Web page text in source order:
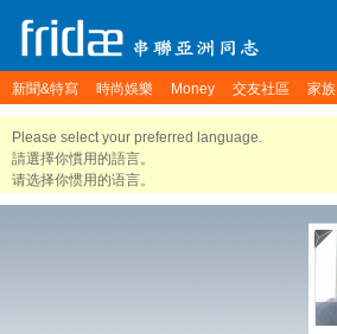
新聞&特寫 時尚娛樂 Money 交友社區 家族
Please select your preferred language.
請選擇你慣用的語言。
请选择你惯用的语言。